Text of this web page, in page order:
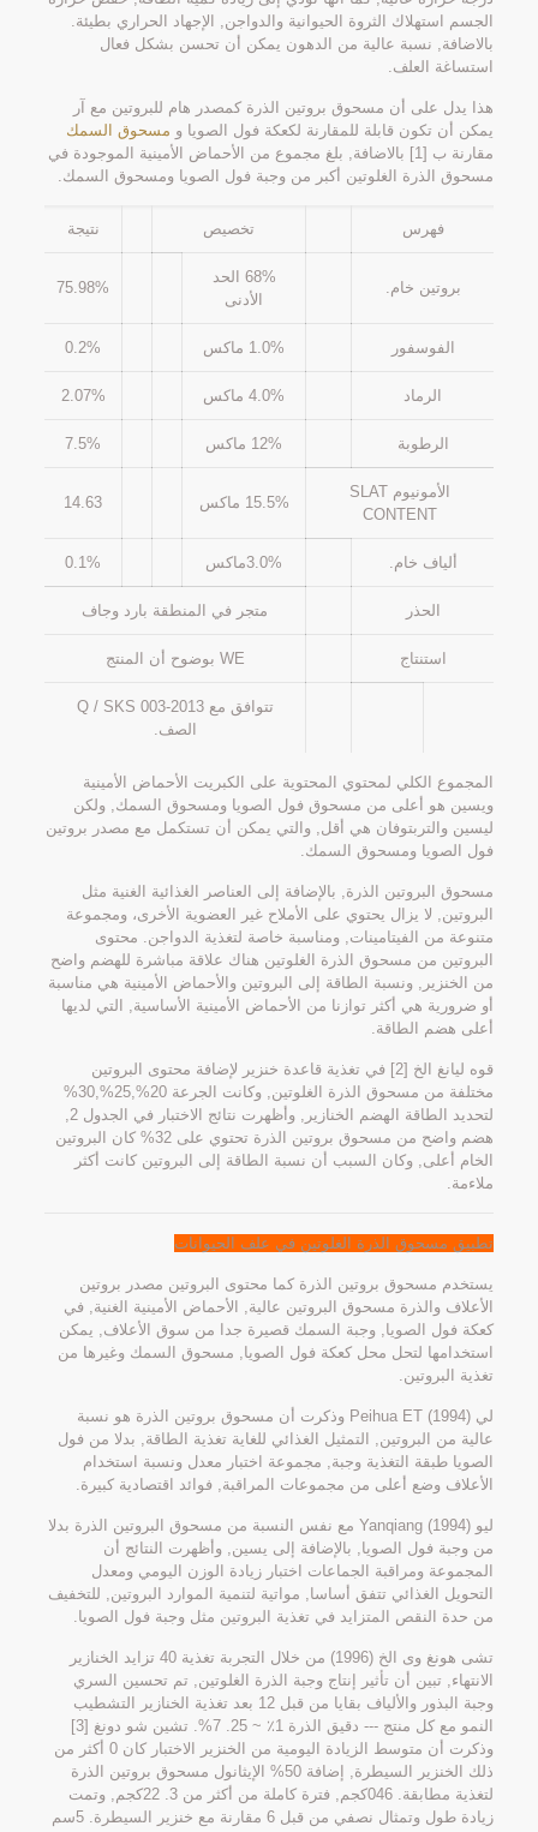
الجسم استهلاك الثروة الحيوانية والدواجن, الإجهاد الحراري بطيئة.
بالاضافة, نسبة عالية من الدهون يمكن أن تحسن بشكل فعال
استساغة العلف.
هذا يدل على أن مسحوق بروتين الذرة كمصدر هام للبروتين مع آر
يمكن أن تكون قابلة للمقارنة لكعكة فول الصويا و مسحوق السمك
مقارنة ب [1] بالاضافة, بلغ مجموع من الأحماض الأمينية الموجودة في
مسحوق الذرة الغلوتين أكبر من وجبة فول الصويا ومسحوق السمك.
فهرس تخصيص نتيجة
بروتين خام.
68% الحد
الأدنى
75.98%
الفوسفور 1.0% ماكس 0.2%
الرماد 4.0% ماكس 2.07%
الرطوبة 12% ماكس 7.5%
الأمونيوم SLAT
CONTENT
15.5% ماكس 14.63
ألياف خام. 3.0%ماكس 0.1%
الحذر متجر في المنطقة بارد وجاف
استنتاج WE بوضوح أن المنتج
تتوافق مع Q / SKS 003-2013
الصف.
المجموع الكلي لمحتوي المحتوية على الكبريت الأحماض الأمينية
ويسين هو أعلى من مسحوق فول الصويا ومسحوق السمك, ولكن
ليسين والتربتوفان هي أقل, والتي يمكن أن تستكمل مع مصدر بروتين
فول الصويا ومسحوق السمك.
مسحوق البروتين الذرة, بالإضافة إلى العناصر الغذائية الغنية مثل
البروتين, لا يزال يحتوي على الأملاح غير العضوية الأخرى، ومجموعة
متنوعة من الفيتامينات, ومناسبة خاصة لتغذية الدواجن. محتوى
البروتين من مسحوق الذرة الغلوتين هناك علاقة مباشرة للهضم واضح
من الخنزير, ونسبة الطاقة إلى البروتين والأحماض الأمينية هي مناسبة
أو ضرورية هي أكثر توازنا من الأحماض الأمينية الأساسية, التي لديها
أعلى هضم الطاقة.
قوه ليانغ الخ [2] في تغذية قاعدة خنزير لإضافة محتوى البروتين
مختلفة من مسحوق الذرة الغلوتين, وكانت الجرعة 20%,25%,30%
هضم واضح من مسحوق بروتين الذرة تحتوي على 32% كان البروتين
الخام أعلى, وكان السبب أن نسبة الطاقة إلى البروتين كانت أكثر
ملاءمة.
تطبيق مسحوق الذرة الغلوتين في علف الحيوانات
يستخدم مسحوق بروتين الذرة كما محتوى البروتين مصدر بروتين
الأعلاف والذرة مسحوق البروتين عالية, الأحماض الأمينية الغنية, في
كعكة فول الصويا, وجبة السمك قصيرة جدا من سوق الأعلاف, يمكن
استخدامها لتحل محل كعكة فول الصويا, مسحوق السمك وغيرها من
تغذية البروتين.
لي Peihua ET (1994) وذكرت أن مسحوق بروتين الذرة هو نسبة
عالية من البروتين, التمثيل الغذائي للغاية تغذية الطاقة, بدلا من فول
الصويا طبقة التغذية وجبة, مجموعة اختبار معدل ونسبة استخدام
الأعلاف وضع أعلى من مجموعات المراقبة, فوائد اقتصادية كبيرة.
ليو Yanqiang (1994) مع نفس النسبة من مسحوق البروتين الذرة بدلا
من وجبة فول الصويا, بالإضافة إلى يسين, وأظهرت النتائج أن
المجموعة ومراقبة الجماعات اختبار زيادة الوزن اليومي ومعدل
التحويل الغذائي تتفق أساسا, مواتية لتنمية الموارد البروتين, للتخفيف
من حدة النقص المتزايد في تغذية البروتين مثل وجبة فول الصويا.
تشى هونغ وى الخ (1996) من خلال التجربة تغذية 40 تزايد الخنازير
الانتهاء, تبين أن تأثير إنتاج وجبة الذرة الغلوتين, تم تحسين السري
وجبة البذور والألياف بقايا من قبل 12 بعد تغذية الخنازير التشطيب
النمو مع كل منتج --- دقيق الذرة 1٪ ~ 25. 7%. تشين شو دونغ [3]
وذكرت أن متوسط ​​الزيادة اليومية من الخنزير الاختبار كان 0 أكثر من
ذلك الخنزير السيطرة, إضافة 50% الإيثانول مسحوق بروتين الذرة
لتغذية مطابقة. 046كجم, فترة كاملة من أكثر من 3. 22كجم, وتمت
زيادة طول وتمثال نصفي من قبل 6 مقارنة مع خنزير السيطرة. 5سم